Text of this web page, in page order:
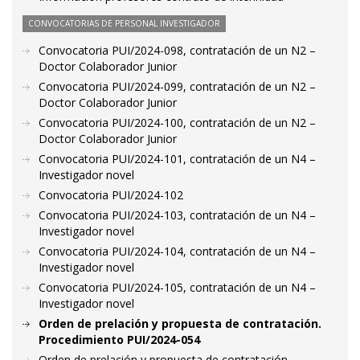
CONVOCATORIAS DE PERSONAL INVESTIGADOR
Convocatoria PUI/2024-098, contratación de un N2 –
Doctor Colaborador Junior
Convocatoria PUI/2024-099, contratación de un N2 –
Doctor Colaborador Junior
Convocatoria PUI/2024-100, contratación de un N2 –
Doctor Colaborador Junior
Convocatoria PUI/2024-101, contratación de un N4 –
Investigador novel
Convocatoria PUI/2024-102
Convocatoria PUI/2024-103, contratación de un N4 –
Investigador novel
Convocatoria PUI/2024-104, contratación de un N4 –
Investigador novel
Convocatoria PUI/2024-105, contratación de un N4 –
Investigador novel
Orden de prelación y propuesta de contratación.
Procedimiento PUI/2024-054